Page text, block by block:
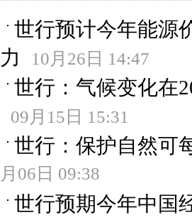
世行预计今年能源
力
10月26日 14:47
世行：气候变化在
09月15日 15:31
世行：保护自然可
月06日 09:38
世行预期今年中国